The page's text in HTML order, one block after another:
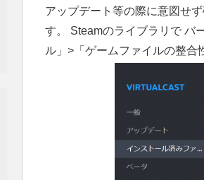
アップデート等の際に意図せ
す。 Steamのライブラリで バ
ル」>「ゲームファイルの整合